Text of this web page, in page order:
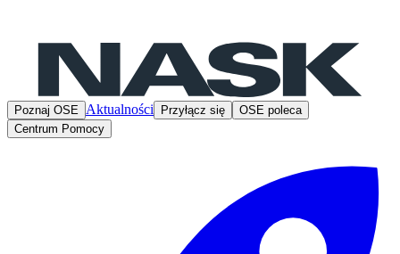
Poznaj OSE Aktualności Przyłącz się
OSE poleca
Centrum Pomocy